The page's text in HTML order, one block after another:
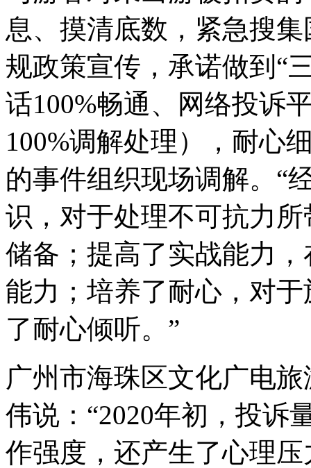
息、摸清底数，紧急搜
规政策宣传，承诺做到“
话100%畅通、网络投诉
100%调解处理），耐心
的事件组织现场调解。“
识，对于处理不可抗力
储备；提高了实战能力
能力；培养了耐心，对
了耐心倾听。”
广州市海珠区文化广电
伟说：“2020年初，投诉
作强度，还产生了心理